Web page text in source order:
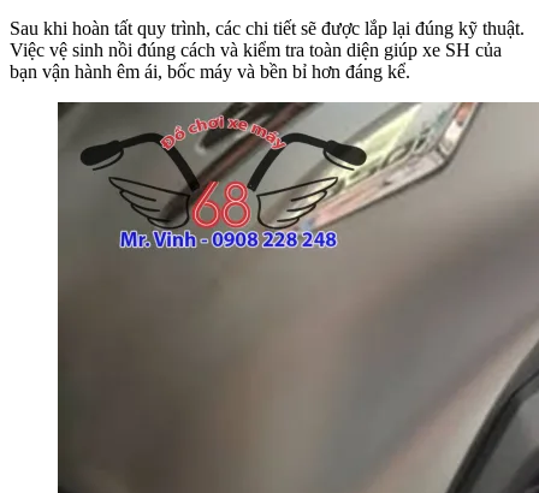
Sau khi hoàn tất quy trình, các chi tiết sẽ được lắp lại đúng kỹ thuật.
Việc vệ sinh nồi đúng cách và kiểm tra toàn diện giúp xe SH của
bạn vận hành êm ái, bốc máy và bền bỉ hơn đáng kể.